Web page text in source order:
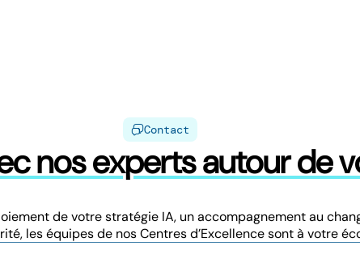
Contact
nos experts autour de
de votre stratégie IA, un accompagnement au
les équipes de nos Centres d’Excellence sont à votre